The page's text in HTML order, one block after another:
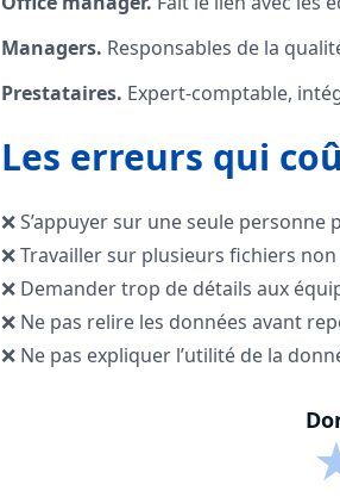
Managers. Responsables de la
Prestataires. Expert-comptable,
Les erreurs qui
❌ S’appuyer sur une seule personne
❌ Travailler sur plusieurs fichiers
❌ Demander trop de détails aux
❌ Ne pas relire les données avant
❌ Ne pas expliquer l’utilité de la